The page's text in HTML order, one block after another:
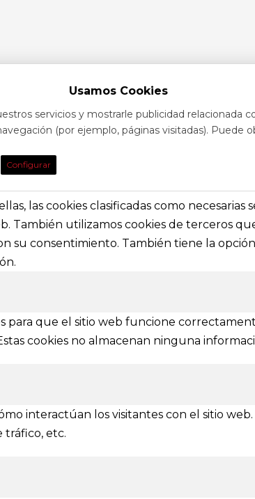
sobre eventos y espectáculos o contacta con
solictar información general
Ávila
Usamos Cookies
servicios y mostrarle publicidad relacionada
(por ejemplo, páginas visitadas).
Configurar
las cookies clasificadas como necesarias
También utilizamos cookies de terceros
su consentimiento. También tiene la
para que el sitio web funcione
cookies no almacenan ninguna
interactúan los visitantes con el sitio
tráfico, etc.